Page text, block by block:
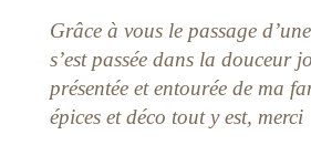
Grâce à vous le passage
s’est passée dans la douceur
présentée et entourée de ma
épices et déco tout y est, merci